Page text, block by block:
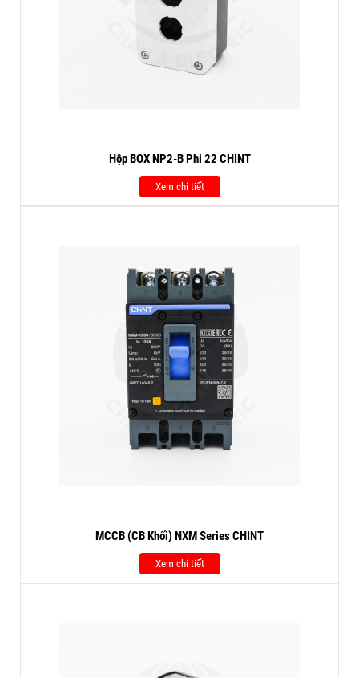
Hộp BOX NP2-B Phi 22 CHINT
Xem chi tiết
MCCB (CB Khối) NXM Series CHINT
Xem chi tiết